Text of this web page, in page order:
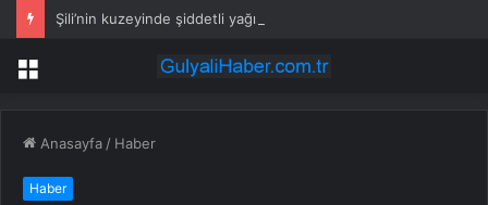
Menü
Anasayfa / Haber
Haber